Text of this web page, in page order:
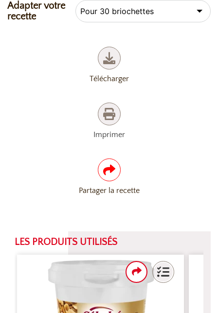
Adapter votre
recette
Télécharger
Imprimer
Partager la recette
LES PRODUITS UTILISÉS